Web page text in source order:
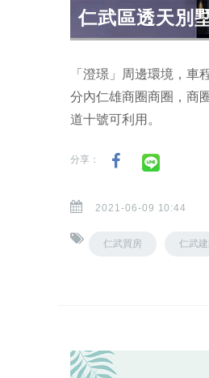
仁武區透天別
「澄璟」周邊環境，
分內仁雄商圈商圈，商
道十號可利用。
分享：
2021-06-09 10:44
仁武買房 仁武